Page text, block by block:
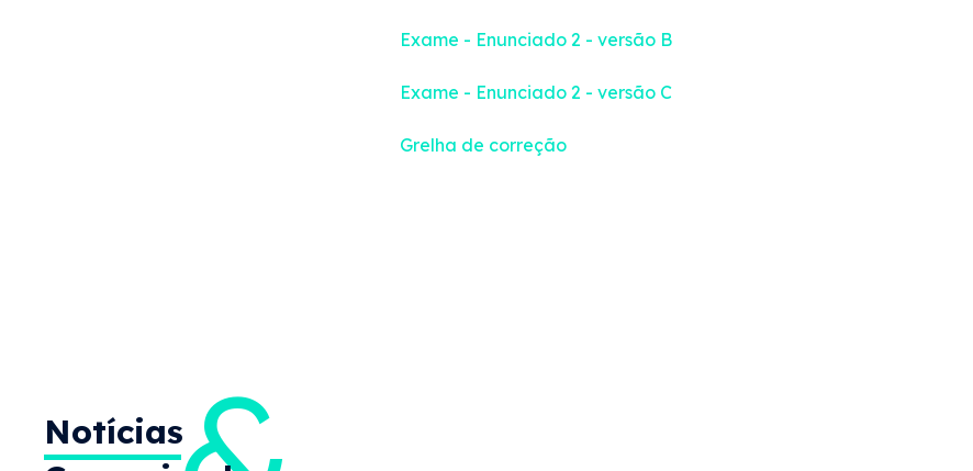
Exame - Enunciado 2 - versão B
Exame - Enunciado 2 - versão C
Grelha de correção